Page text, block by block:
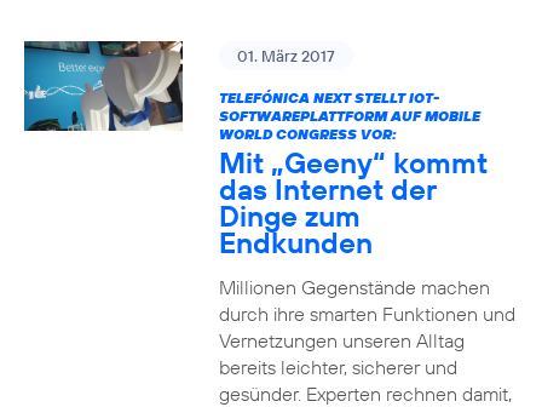
01. März 2017
TELEFÓNICA NEXT STELLT IOT-
SOFTWAREPLATTFORM AUF MOBILE
WORLD CONGRESS VOR:
Mit „Geeny“ kommt
das Internet der
Dinge zum
Endkunden
Millionen Gegenstände machen
durch ihre smarten Funktionen und
Vernetzungen unseren Alltag
bereits leichter, sicherer und
gesünder. Experten rechnen damit,